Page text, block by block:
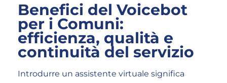
Benefici del Voicebot
per i Comuni:
efficienza, qualità e
continuità del servizio
Introdurre un assistente virtuale significa